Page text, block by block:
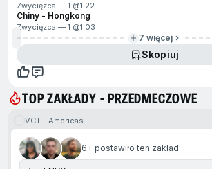
Zwycięzca — 1 @1.22
Chiny - Hongkong
Zwycięzca — 1 @1.03
7 więcej
Skopiuj
TOP ZAKŁADY - PRZEDMECZOWE
na koniec
VCT - Americas
6+ postawiło ten zakład